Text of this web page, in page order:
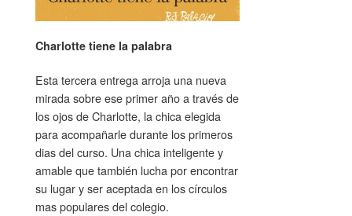
Charlotte tiene la palabra
Esta tercera entrega arroja una nueva
mirada sobre ese primer año a través de
los ojos de Charlotte, la chica elegida
para acompañarle durante los primeros
dias del curso. Una chica inteligente y
amable que también lucha por encontrar
su lugar y ser aceptada en los círculos
mas populares del colegio.